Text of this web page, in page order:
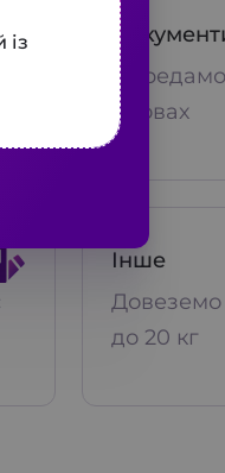
умовах
Інше
до 20 кг